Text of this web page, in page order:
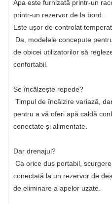
Apa este furnizată printr-un
printr-un rezervor de la bord.
Este ușor de controlat
Da, modelele concepute
de obicei utilizatorilor să
confortabil.
Se încălzește repede?
Timpul de încălzire variază,
pentru a vă oferi apă caldă
conectate și alimentate.
Dar drenajul?
Ca orice duș portabil,
conectată la un rezervor de
de eliminare a apelor uzate.